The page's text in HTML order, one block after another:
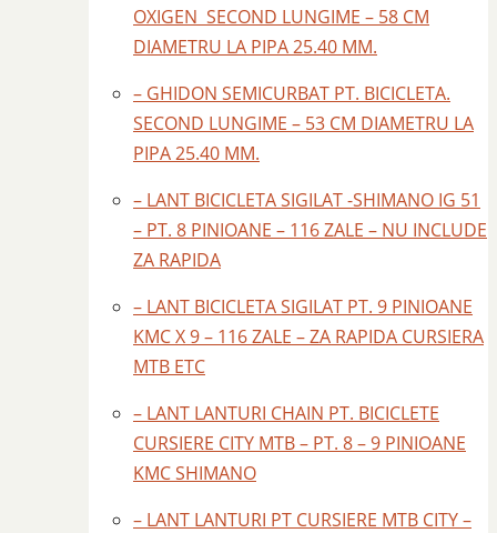
OXIGEN SECOND LUNGIME – 58 CM
DIAMETRU LA PIPA 25.40 MM.
– GHIDON SEMICURBAT PT. BICICLETA.
SECOND LUNGIME – 53 CM DIAMETRU LA
PIPA 25.40 MM.
– LANT BICICLETA SIGILAT -SHIMANO IG 51
– PT. 8 PINIOANE – 116 ZALE – NU INCLUDE
ZA RAPIDA
– LANT BICICLETA SIGILAT PT. 9 PINIOANE
KMC X 9 – 116 ZALE – ZA RAPIDA CURSIERA
MTB ETC
– LANT LANTURI CHAIN PT. BICICLETE
CURSIERE CITY MTB – PT. 8 – 9 PINIOANE
KMC SHIMANO
– LANT LANTURI PT CURSIERE MTB CITY –